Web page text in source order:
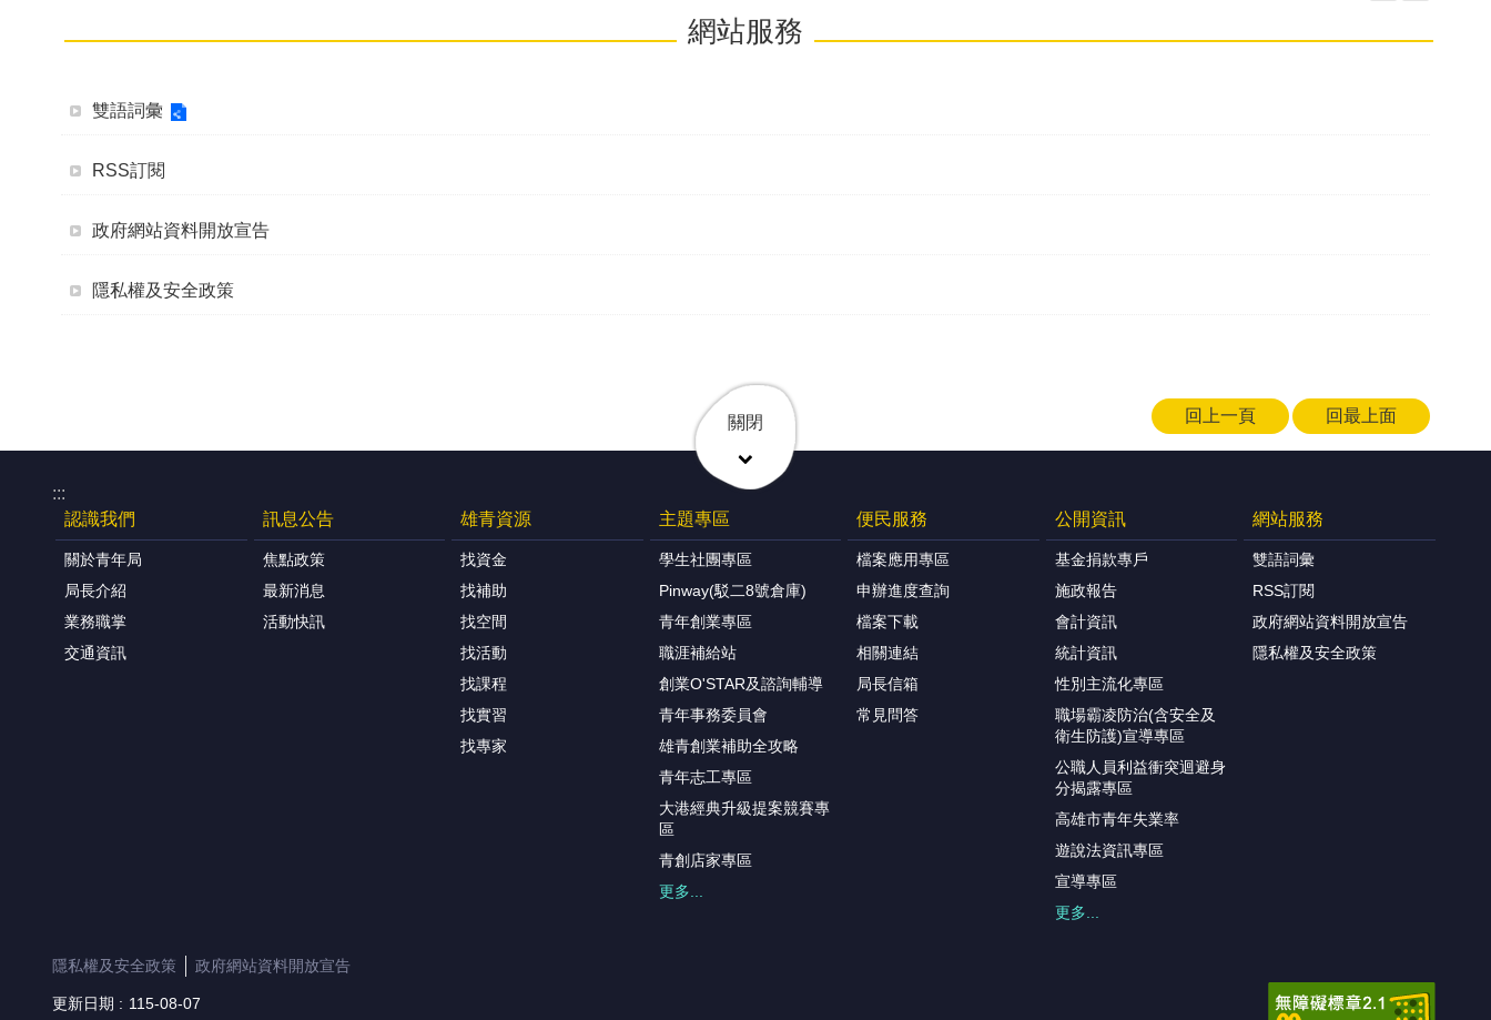
網站服務
雙語詞彙
RSS訂閱
政府網站資料開放宣告
隱私權及安全政策
回上一頁 回最上面
關閉
:::
認識我們
關於青年局
局長介紹
業務職掌
交通資訊
訊息公告
焦點政策
最新消息
活動快訊
雄青資源
找資金
找補助
找空間
找活動
找課程
找實習
找專家
主題專區
學生社團專區
Pinway(駁二8號倉庫)
青年創業專區
職涯補給站
創業O'STAR及諮詢輔導
青年事務委員會
雄青創業補助全攻略
青年志工專區
大港經典升級提案競賽專
區
青創店家專區
更多...
便民服務
檔案應用專區
申辦進度查詢
檔案下載
相關連結
局長信箱
常見問答
公開資訊
基金捐款專戶
施政報告
會計資訊
統計資訊
性別主流化專區
職場霸凌防治(含安全及
衛生防護)宣導專區
公職人員利益衝突迴避身
分揭露專區
高雄市青年失業率
遊說法資訊專區
宣導專區
更多...
網站服務
雙語詞彙
RSS訂閱
政府網站資料開放宣告
隱私權及安全政策
隱私權及安全政策 政府網站資料開放宣告
更新日期 115-08-07